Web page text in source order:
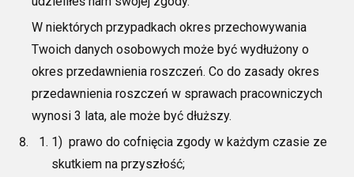
W niektórych przypadkach okres przechowywania
Twoich danych osobowych może być wydłużony o
okres przedawnienia roszczeń. Co do zasady okres
przedawnienia roszczeń w sprawach pracowniczych
wynosi 3 lata, ale może być dłuższy.
1) prawo do cofnięcia zgody w każdym czasie ze
skutkiem na przyszłość;